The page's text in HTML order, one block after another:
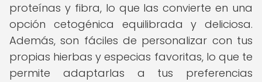
proteínas y fibra, lo que las convierte en una
opción cetogénica equilibrada y deliciosa.
Además, son fáciles de personalizar con tus
propias hierbas y especias favoritas, lo que te
permite adaptarlas a tus preferencias